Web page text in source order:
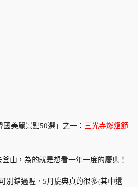
美麗景點50選」之一： 三光寺燃燈節
山，為的就是想看一年一度的慶典！
可別錯過喔，5月慶典真的很多(其中還